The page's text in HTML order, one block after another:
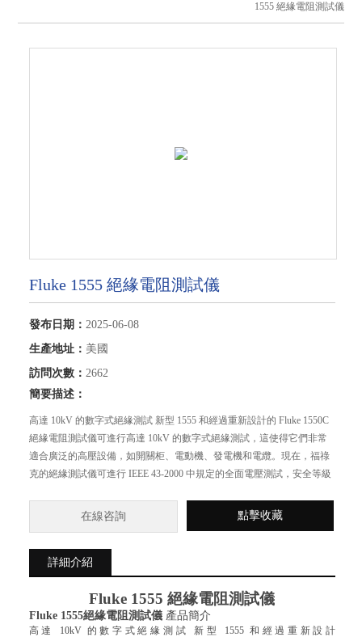
1555 絕緣電阻測試儀
Fluke 1555 絕緣電阻測試儀
發布日期： 2025-06-08
生產地址： 美國
訪問次數： 2662
簡要描述：
高達 10kV 的數字式絕緣測試 新型 1555 和經過重新設計的 Fluke 1550C
絕緣電阻測試儀可進行高達 10kV 的數字式絕緣測試，這使得它們非常
適合廣泛的高壓設備，如開關柜、電動機、發電機和電纜。現在，福祿
克的絕緣測試儀可進行 IEEE 43-2000 中規定的全面電壓測試，安全等級
在線咨詢 點擊收藏
詳細介紹
Fluke 1555 絕緣電阻測試儀
Fluke 1555絕緣電阻測試儀 產品簡介
高達 10kV 的數字式絕緣測試 新型 1555 和經過重新設計